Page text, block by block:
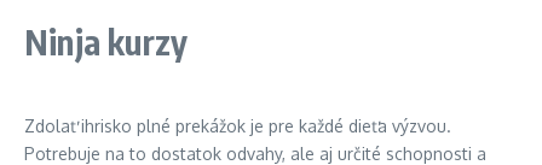
Ninja kurzy
Zdolať ihrisko plné prekážok je pre každé dieťa výzvou.
Potrebuje na to dostatok odvahy, ale aj určité schopnosti a